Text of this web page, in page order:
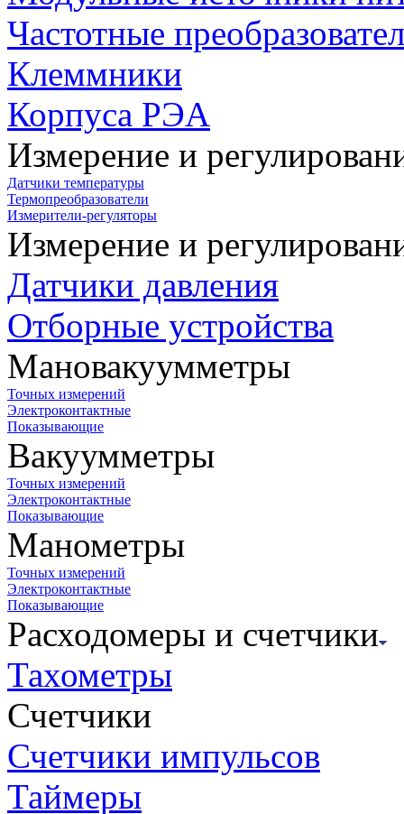
Частотные
Клеммники
Корпуса РЭА
Измерение и
Датчики температуры
Термопреобразователи
Измерители-регуляторы
Измерение и
Датчики давления
Отборные устройства
Мановакуумметры
Точных измерений
Электроконтактные
Показывающие
Вакуумметры
Точных измерений
Электроконтактные
Показывающие
Манометры
Точных измерений
Электроконтактные
Показывающие
Расходомеры и счетчики
Тахометры
Счетчики
Счетчики импульсов
Таймеры